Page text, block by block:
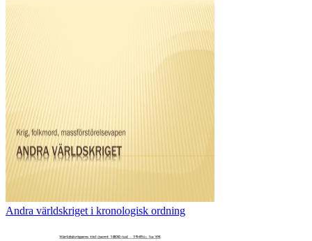
Andra världskriget i kronologisk ordning